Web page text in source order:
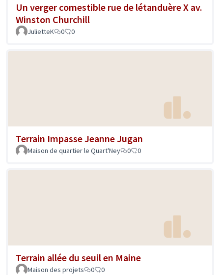
Un verger comestible rue de létanduère X av.
Winston Churchill
JulietteK 0 0
Terrain Impasse Jeanne Jugan
Maison de quartier le Quart'Ney 0 0
Terrain allée du seuil en Maine
Maison des projets 0 0